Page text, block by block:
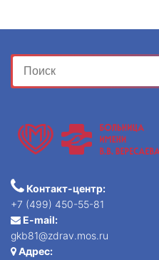
Контакт-центр:
+7 (499) 450-55-81
E-mail:
gkb81@zdrav.mos.ru
Адрес: